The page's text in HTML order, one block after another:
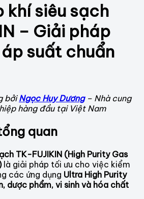
khí siêu sạch
– Giải pháp
suất chuẩn
bởiNgọc Huy Dương– Nhà cung
hàng đầu tại Việt Nam
quan
TK-FUJIKIN (High Purity Gas
là giải pháp tối ưu cho việc kiểm
các ứng dụng Ultra High Purity
dược phẩm, vi sinh và hóa chất